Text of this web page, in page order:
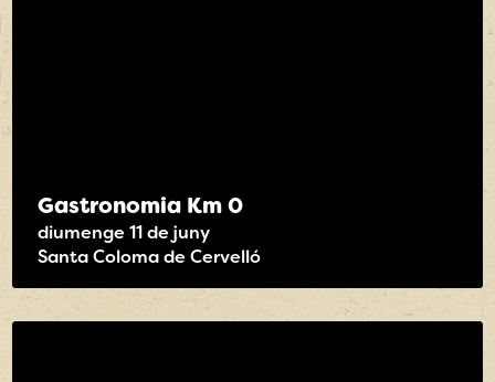
Gastronomia Km 0
diumenge 11 de juny
Santa Coloma de Cervelló